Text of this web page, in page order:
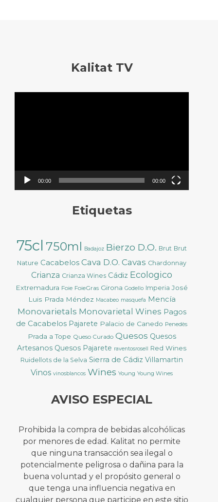
Kalitat TV
00:00 00:00
Etiquetas
75cl 750ml Badajoz Bierzo D.O. Brut Brut
Nature Cacabelos Cava D.O. Cavas Chardonnay
Crianza Crianza Wines Cádiz Ecologico
Extremadura Foie FoieGras Girona Godello Imperia José
Luis Prada Méndez Macabeo masquefa Mencía
Monovarietals Monovarietal Wines Pagos
de Cacabelos Pajarete Palacio de Canedo Penedès
Prada a Tope Queso Curado Quesos Quesos
Artesanos Quesos Pajarete raventosrosell Red Wines
Ruidellots de la Selva Sierra de Cádiz Villamartin
Vinos vinosblancos Wines Young Young Wines
AVISO ESPECIAL
Prohibida la compra de bebidas alcohólicas
por menores de edad. Kalitat no permite
que ninguna transacción sea ilegal o
potencialmente peligrosa o dañina para la
buena voluntad y el propósito general o
que tenga una influencia negativa en
cualquier persona que participe en este sitio